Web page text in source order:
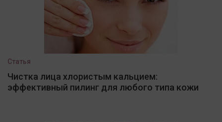
Статья
Чистка лица хлористым кальцием:
эффективный пилинг для любого типа кожи